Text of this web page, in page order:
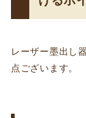
レーザー墨出し
点ございます。